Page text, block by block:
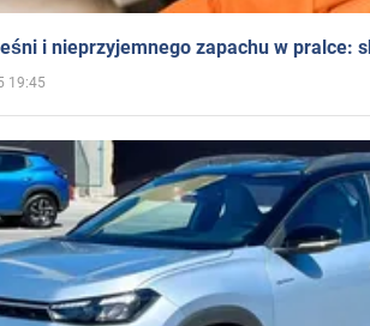
i nieprzyjemnego zapachu w pralce:
19:45